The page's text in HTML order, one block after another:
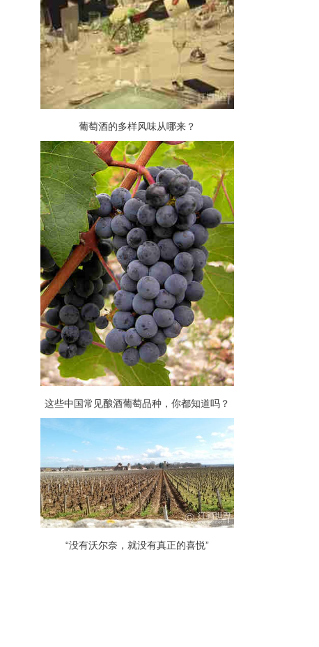
葡萄酒的多样风味从哪来？
这些中国常见酿酒葡萄品种，你都知道吗？
“没有沃尔奈，就没有真正的喜悦”